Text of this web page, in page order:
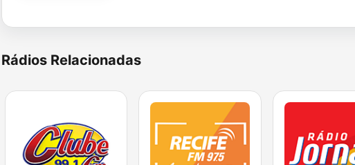
Rádios Relacionadas